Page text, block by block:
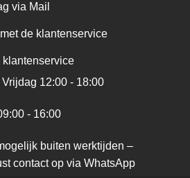
via Mail
de klantenservice
klantenservice
12:00 - 18:00
- 16:00
buiten werktijden –
contact op via WhatsApp